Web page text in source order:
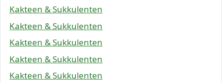
Kakteen & Sukkulenten
Kakteen & Sukkulenten
Kakteen & Sukkulenten
Kakteen & Sukkulenten
Kakteen & Sukkulenten